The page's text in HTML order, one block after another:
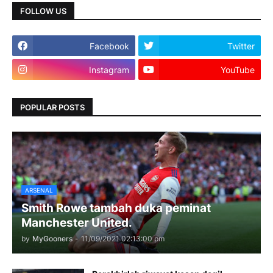
FOLLOW US
Facebook Twitter
Instagram YouTube
POPULAR POSTS
ARSENAL
Smith Rowe tambah duka peminat
Manchester United.
by MyGooners - 11/09/2021 02:13:00 pm